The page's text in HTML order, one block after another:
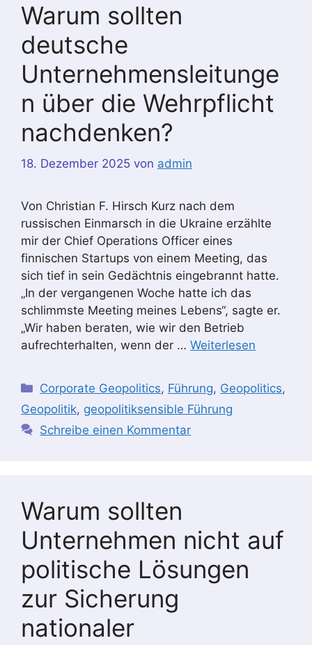
Warum sollten
deutsche
Unternehmensleitunge
n über die Wehrpflicht
nachdenken?
18. Dezember 2025 von admin
Von Christian F. Hirsch Kurz nach dem
russischen Einmarsch in die Ukraine erzählte
mir der Chief Operations Officer eines
finnischen Startups von einem Meeting, das
sich tief in sein Gedächtnis eingebrannt hatte.
„In der vergangenen Woche hatte ich das
schlimmste Meeting meines Lebens“, sagte er.
„Wir haben beraten, wie wir den Betrieb
aufrechterhalten, wenn der … Weiterlesen
Kategorien
Corporate Geopolitics, Führung, Geopolitics,
Geopolitik, geopolitiksensible Führung
Schreibe einen Kommentar
Warum sollten
Unternehmen nicht auf
politische Lösungen
zur Sicherung
nationaler